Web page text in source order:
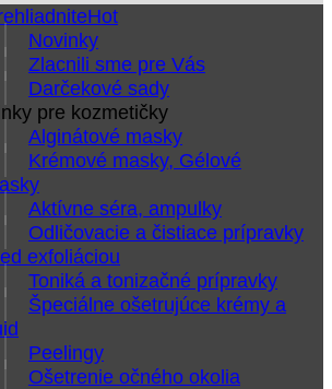
Novinky
Zlacnili sme pre Vás
Darčekové sady
pre kozmetičky
Alginátové masky
Krémové masky, Gélové
Aktívne séra, ampulky
Odličovacie a čistiace prípravky
exfoliáciou
Toniká a tonizačné prípravky
Špeciálne ošetrujúce krémy a
Peelingy
Ošetrenie očného okolia